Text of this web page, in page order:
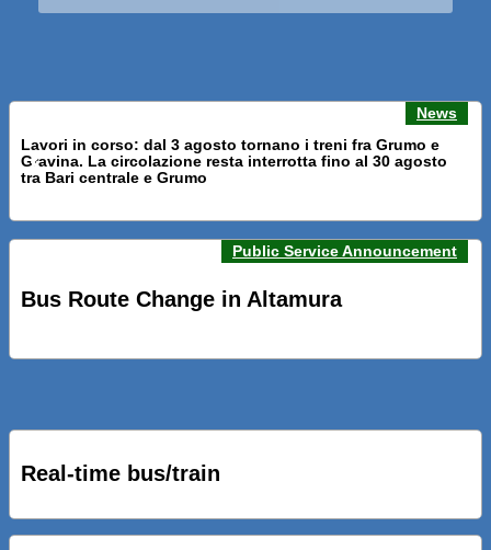
News
Lavori in corso: dal 3 agosto tornano i treni fra Grumo e
Gravina. La circolazione resta interrotta fino al 30 agosto
tra Bari centrale e Grumo
PRESENTATI A BARI NUOVI SERVIZI FALMAPS E LIVECHAT.
IL TUO BUS ED IL TUO TRENO
CICLOPEDONALE FAL CONSEGNA ALLA CITTA’ LE NOVE
OPERE DEL PROGETTO
Previous news Next
Public Service Announcement
Bus Route Change in Altamura
Real-time bus/train